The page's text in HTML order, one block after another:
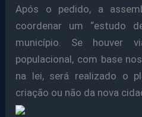
Após o pedido, a
coordenar um “estudo
município. Se houver
populacional, com base
na lei, será realizado o
criação ou não da nova